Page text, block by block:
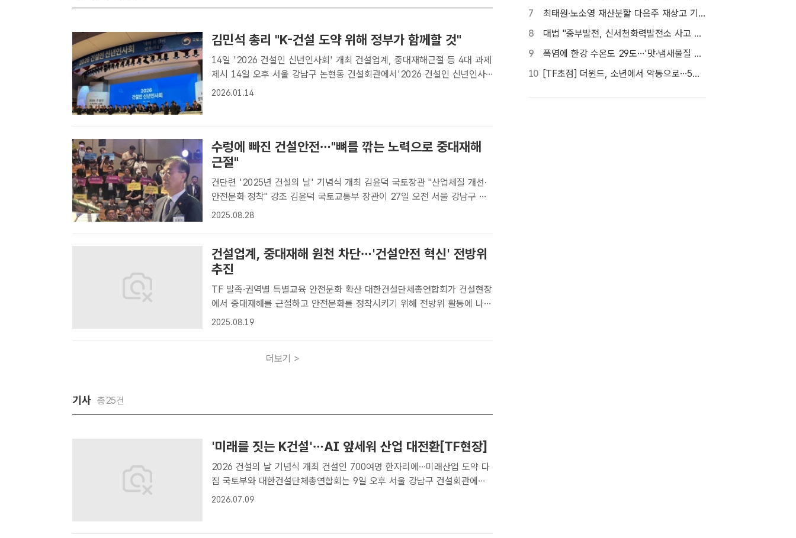
김민석 총리 "K-건설 도약 위해 정부가 함께할 것"
14일 '2026 건설인 신년인사회' 개최 건설업계, 중대재해근절 등 4대 과제
제시 14일 오후 서울 강남구 논현동 건설회관에서'2026 건설인 신년인사
회'가 개최됐다. /공미나 기자[더팩트 | 공미나 기자] 김민석 국무총리가 "K-
2026.01.14
수렁에 빠진 건설안전…"뼈를 깎는 노력으로 중대재해
근절"
건단련 '2025년 건설의 날' 기념식 개최 김윤덕 국토장관 "산업체질 개선·
안전문화 정착" 강조 김윤덕 국토교통부 장관이 27일 오전 서울 강남구 건
설회관에서 열린 '2025 건설의 날' 기념식에 참석했다. /이중삼 기자[더팩
2025.08.28
건설업계, 중대재해 원천 차단…'건설안전 혁신' 전방위
추진
TF 발족·권역별 특별교육 안전문화 확산 대한건설단체총연합회가 건설현장
에서 중대재해를 근절하고 안전문화를 정착시키기 위해 전방위 활동에 나섰
다. /대한건설단체총연합회[더팩트｜이중삼 기자] 대한건설단체총연합회는
2025.08.19
더보기 >
기사 총25건
'미래를 짓는 K건설'…AI 앞세워 산업 대전환[TF현장]
2026 건설의 날 기념식 개최 건설인 700여명 한자리에…미래산업 도약 다
짐 국토부와 대한건설단체총연합회는 9일 오후 서울 강남구 건설회관에서
'2026 건설의 날' 기념식을 열었다. 건설산업의 재도약과 AI 중심 산업 전
2026.07.09
7
최태원·노소영 재산분할 다음주 재상고 기한…향방 주목
8
대법 "중부발전, 신서천화력발전소 사고 형사책임 없어"
9
폭염에 한강 수온도 29도…'맛·냄새물질 경보제' 도입
10
[TF초점] 더윈드, 소년에서 악동으로…5세대로 이어진 지코·박경